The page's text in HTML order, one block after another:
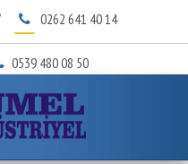
0262 641 40 14
0539 480 08 50